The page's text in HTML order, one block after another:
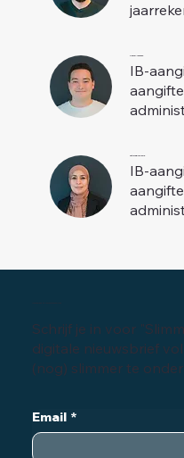
Pascal Janssen
IB-
Fatima El Idrissie
IB-
Inschrijven digitale nieuwsbrief
Schrijf je in voor
digitale nieuwsbrief
(nog) slimmer te
Email *